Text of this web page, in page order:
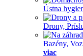
Ústna
Drony,
Bazény,
viac